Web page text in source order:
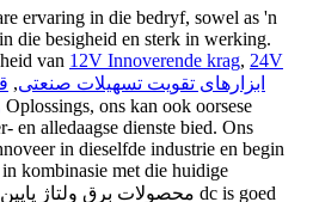
ervaring in die bedryf, sowel as 'n
die besigheid en sterk in werking.
van 12V Innoverende krag, 24V
ابزارهای تقویت تسهیلات صنعتی,
Oplossings, ons kan ook oorsese
en alledaagse dienste bied. Ons
in dieselfde industrie en begin
kombinasie met die huidige